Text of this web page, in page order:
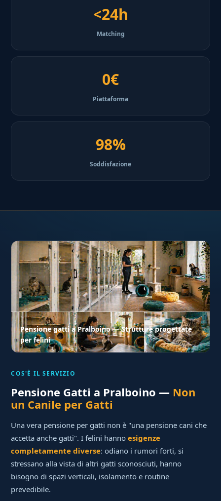
<24h
Matching
0€
Piattaforma
98%
Soddisfazione
Pensione gatti a Pralboino — Strutture progettate
per felini
COS'È IL SERVIZIO
Pensione Gatti a Pralboino — Non
un Canile per Gatti
Una vera pensione per gatti non è "una pensione cani che
accetta anche gatti". I felini hannoesigenze
completamente diverse: odiano i rumori forti, si
stressano alla vista di altri gatti sconosciuti, hanno
bisogno di spazi verticali, isolamento e routine
prevedibile.